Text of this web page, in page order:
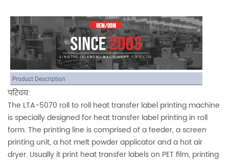
परिचय:
The LTA-5070 roll to roll heat transfer label printing machine
is specially designed for heat transfer label printing in roll
form. The printing line is comprised of a feeder, a screen
printing unit, a hot melt powder applicator and a hot air
dryer. Usually it print heat transfer labels on PET film, printing